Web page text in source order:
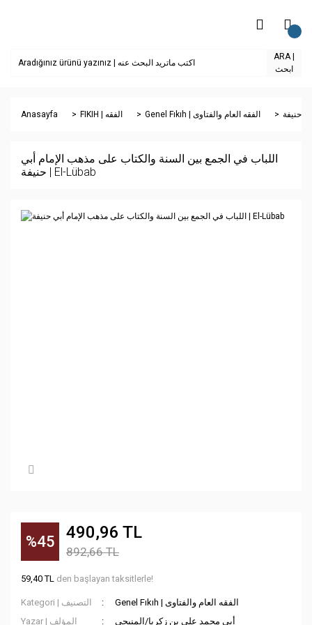
ARA |
ابحث
Anasayfa FIKIH | الفقه Genel Fıkıh | الفقه العام والفتاوى
اللباب في الجمع بين السنة والكتاب على مذهب الإمام أبي
حنيفة | El-Lübab
%45 490,96 TL
892,66 TL
59,40 TL den başlayan taksitlerle!
Kategori | التصنيف
Genel Fıkıh | الفقه العام والفتاوى
Yazar | المؤلف
أبي محمد علي بن زكريا/المنبجي